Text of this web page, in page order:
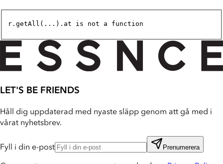
r.getAll(...).at is not a function
LET'S BE FRIENDS
Håll dig uppdaterad med nyaste släpp genom att gå med i
vårat nyhetsbrev.
Fyll i din e-post Prenumerera